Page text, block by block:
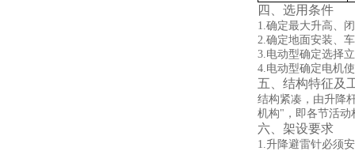
四、选用条件
1.确定最大升高、
2.确定地面安装、
3.电动型确定选择
4.电动型确定电机
五、结构特征及
结构紧凑，由升降
机构"，即各节活动
六、架设要求
1.升降避雷针必须